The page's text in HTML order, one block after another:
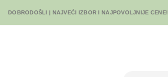
DOBRODOŠLI | NAJVEĆI IZBOR I NAJPOVOLJNIJE CENE!